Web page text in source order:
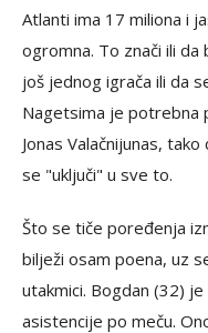
Atlanti ima 17 miliona i
ogromna. To znači ili
još jednog igrača ili da
Nagetsima je potrebna
Jonas Valačnijunas,
se "uključi" u sve to.
Što se tiče poređenja
bilježi osam poena, uz
utakmici. Bogdan (32)
asistencije po meču.